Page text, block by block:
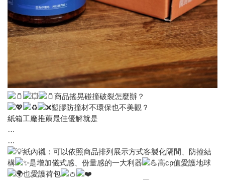
商品搖晃碰撞破裂怎麼辦？
塑膠防撞材不環保也不美觀？
紙箱工廠推薦最佳優解就是
…
…
紙內襯：可以依照商品排列展示方式客製化隔間、防撞結
構
是增加儀式感、份量感的一大利器
高cp值愛護地球
也愛護荷包